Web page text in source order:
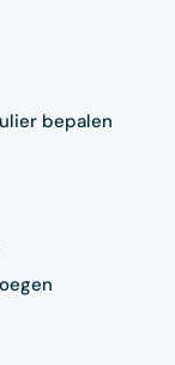
bepalen